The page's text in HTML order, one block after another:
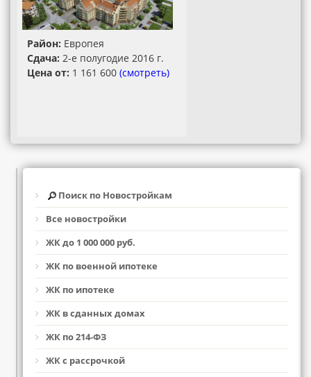
Район: Европея
Сдача: 2-е полугодие 2016 г.
Цена от: 1 161 600 (смотреть)
Поиск по Новостройкам
Все новостройки
ЖК до 1 000 000 руб.
ЖК по военной ипотеке
ЖК по ипотеке
ЖК в сданных домах
ЖК по 214-ФЗ
ЖК с рассрочкой